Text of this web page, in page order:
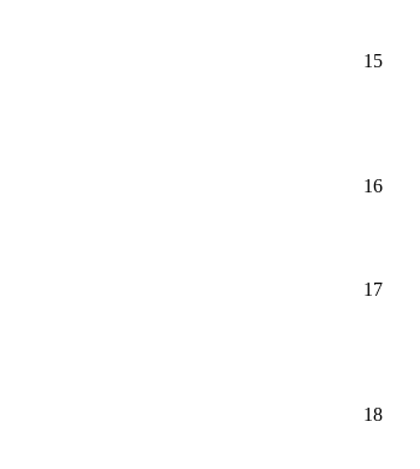
15
16
17
18